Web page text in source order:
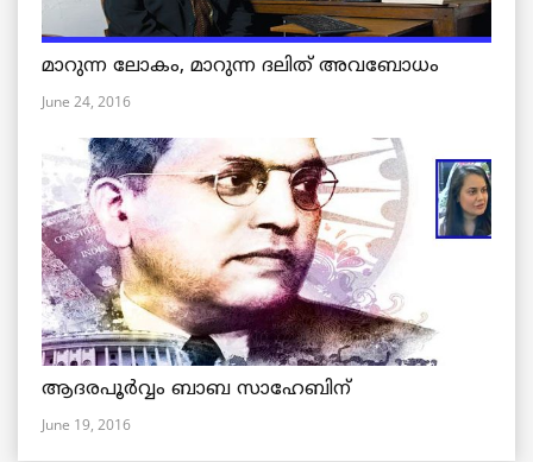
മാറുന്ന ലോകം, മാറുന്ന ദലിത് അവബോധം
June 24, 2016
ആദരപൂര്‍വ്വം ബാബ സാഹേബിന്
June 19, 2016